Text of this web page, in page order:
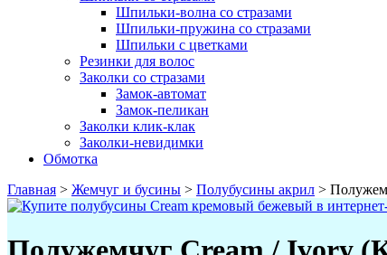
Шпильки-волна со стразами
Шпильки-пружина со стразами
Шпильки с цветками
Резинки для волос
Заколки со стразами
Замок-автомат
Замок-пеликан
Заколки клик-клак
Заколки-невидимки
Обмотка
Главная > Жемчуг и бусины > Полубусины акрил >